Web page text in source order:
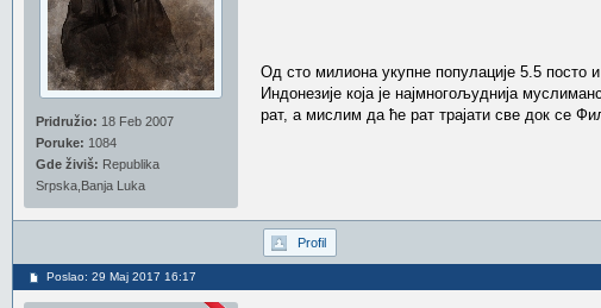
Pridružio: 18 Feb 2007
Poruke: 1084
Gde živiš: Republika
Srpska,Banja Luka
Од сто милиона укупне популације 5.5 посто
Индонезије која је најмногољуднија
рат, а мислим да ће рат трајати све док се
Profil
Poslao: 29 Maj 2017 16:17